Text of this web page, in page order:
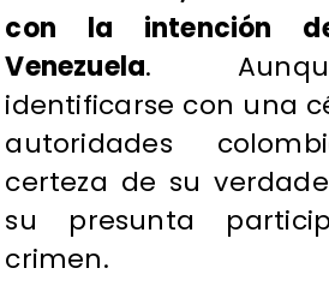
con la intención
Venezuela.
identificarse con una
autoridades
certeza de su
su presunta
crimen.